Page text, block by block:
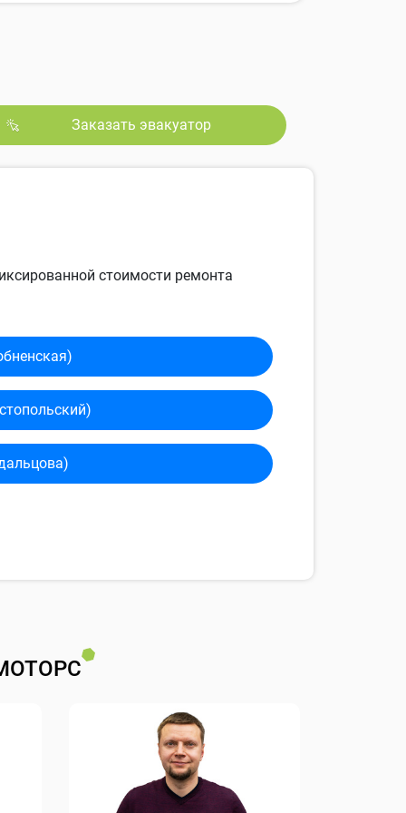
Заказать эвакуатор
стоимости ремонта